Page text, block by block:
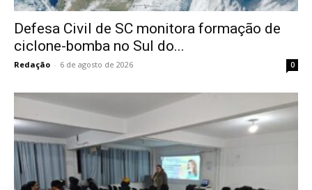
Defesa Civil de SC monitora formação de
ciclone-bomba no Sul do...
Redação - 6 de agosto de 2026 0